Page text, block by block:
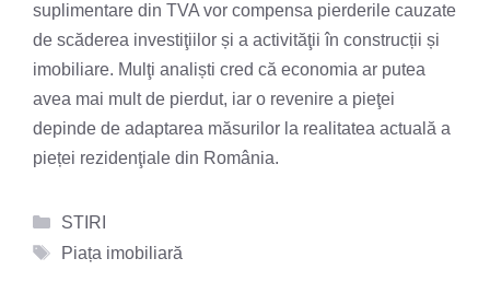
suplimentare din TVA vor compensa pierderile cauzate
de scăderea investiţiilor și a activităţii în construcții și
imobiliare. Mulţi analiști cred că economia ar putea
avea mai mult de pierdut, iar o revenire a pieţei
depinde de adaptarea măsurilor la realitatea actuală a
pieței rezidenţiale din România.
Categorii
STIRI
Etichete
Piața imobiliară